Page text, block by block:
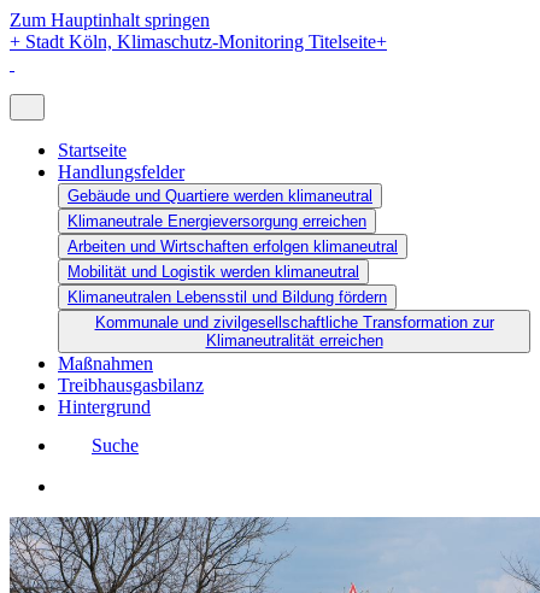
Zum Hauptinhalt springen
+ Stadt Köln, Klimaschutz-Monitoring Titelseite+
Startseite
Handlungsfelder
Gebäude und Quartiere werden klimaneutral
Klimaneutrale Energieversorgung erreichen
Arbeiten und Wirtschaften erfolgen klimaneutral
Mobilität und Logistik werden klimaneutral
Klimaneutralen Lebensstil und Bildung fördern
Kommunale und zivilgesellschaftliche Transformation zur
Klimaneutralität erreichen
Maßnahmen
Treibhausgasbilanz
Hintergrund
Suche